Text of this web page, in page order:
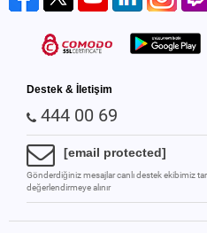
Destek & İletişim
444 00 69
[email protected]
Gönderdiğiniz mesajlar canlı destek ekibimiz
değerlendirmeye alınır